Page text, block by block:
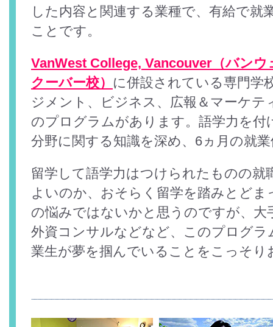
した内容と関連する業種で、有給で就
ことです。
VanWest College, Vancouver（バン
クーバー校） に併設されている専門学
ジメント、ビジネス、広報＆マーケテ
のプログラムがあります。語学力を付
分野に関する知識を深め、6ヵ月の就
留学して語学力はつけられたものの就
よいのか、おそらく留学を踏みとど
の悩みではないかと思うのですが、大
外資コンサルなどなど、このプログラ
業生が夢を掴んでいることをこっそり